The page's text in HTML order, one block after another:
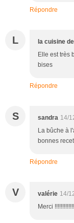
Répondre
L la cuisine
Elle est très
bises
Répondre
S sandra 14/
La bûche à
bonnes
Répondre
V valérie 14/
Merci